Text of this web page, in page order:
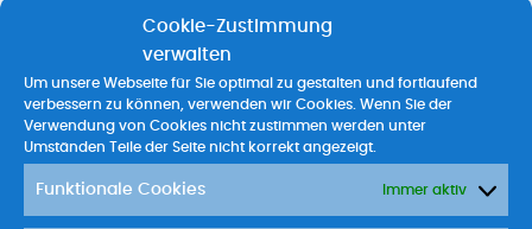
Cookie-Zustimmung
verwalten
Um unsere Webseite für Sie optimal zu gestalten und fortlaufend
verbessern zu können, verwenden wir Cookies. Wenn Sie der
Verwendung von Cookies nicht zustimmen werden unter
Umständen Teile der Seite nicht korrekt angezeigt.
Funktionale Cookies Immer aktiv